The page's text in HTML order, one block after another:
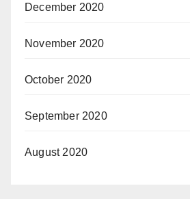
December 2020
November 2020
October 2020
September 2020
August 2020